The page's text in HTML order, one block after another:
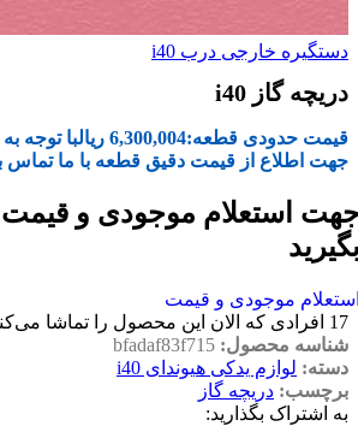
دستگیره خارجی درب i40
دریچه گاز i40
قیمت حدودی قطعه:6,300,004 ریالبا توجه
جهت اطلاع از قیمت دقیق قطعه با ما تماس
استعلام موجودی و قیمت
موجودی و قیمت
17 افرادی که الان این محصول را تماشا
شناسه محصول: bfadaf83f715
دسته: لوازم یدکی هیوندای i40
برچسب: دریچه گاز
به اشتراک بگذارید: